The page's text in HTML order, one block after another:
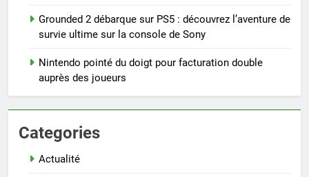
Grounded 2 débarque sur PS5 : découvrez l’aventure de
survie ultime sur la console de Sony
Nintendo pointé du doigt pour facturation double
auprès des joueurs
Categories
Actualité